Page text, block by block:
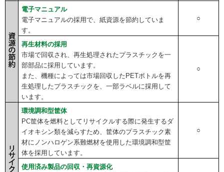
電子マニュアル
電子マニュアルの採用で、紙資源を節約していま
す。
○
再生材料の採用
市場で回収され、再生処理されたプラスチックを一
部部品に採用しています。
また、機種によっては市場回収したPETボトルを再
生処理したプラスチックを、一部ラベルに採用して
います。
○
環境調和型筐体
PC筐体を燃料としてリサイクルする際に発生するダ
イオキシン類を減らすため、筐体のプラスチック素
材にノンハロゲン系難燃材を使用した環境調和型筐
体を採用しています。
○
使用済み製品の回収・再資源化